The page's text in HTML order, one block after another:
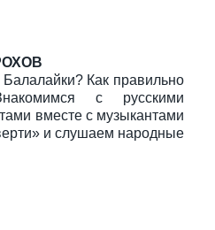
Балалайки? Как правильно
с русскими
вместе с музыкантами
и слушаем народные